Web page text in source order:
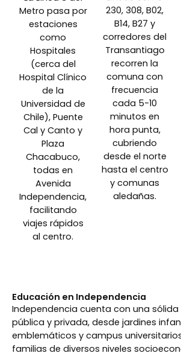
Metro pasa por
estaciones
como
Hospitales
(cerca del
Hospital Clínico
de la
Universidad de
Chile), Puente
Cal y Canto y
Plaza
Chacabuco,
todas en
Avenida
Independencia,
facilitando
viajes rápidos
al centro.
230, 308, B02,
B14, B27 y
corredores del
Transantiago
recorren la
comuna con
frecuencia
cada 5-10
minutos en
hora punta,
cubriendo
desde el norte
hasta el centro
y comunas
aledañas.
Educación en Independencia
Independencia cuenta con una
pública y privada, desde jardines
emblemáticos y campus
familias de diversos niveles